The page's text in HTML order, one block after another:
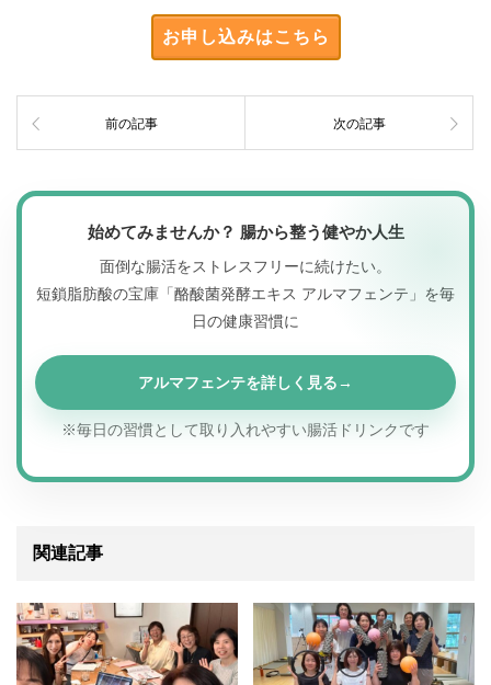
お申し込みはこちら
前の記事 次の記事
始めてみませんか？ 腸から整う健やか人生
面倒な腸活をストレスフリーに続けたい。
短鎖脂肪酸の宝庫「酪酸菌発酵エキス アルマフェンテ」を毎
日の健康習慣に
アルマフェンテを詳しく見る
※毎日の習慣として取り入れやすい腸活ドリンクです
関連記事